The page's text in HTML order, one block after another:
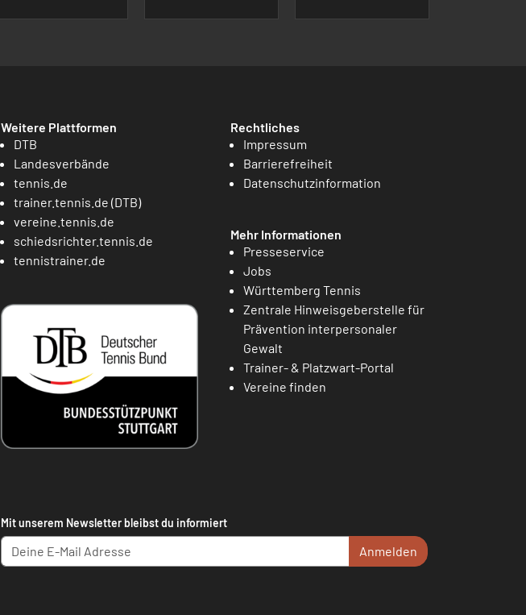
Weitere Plattformen
DTB
Landesverbände
tennis.de
trainer.tennis.de (DTB)
vereine.tennis.de
schiedsrichter.tennis.de
tennistrainer.de
Rechtliches
Impressum
Barrierefreiheit
Datenschutzinformation
Mehr Informationen
Presseservice
Jobs
Württemberg Tennis
Zentrale Hinweisgeberstelle für
Prävention interpersonaler
Gewalt
Trainer- & Platzwart-Portal
Vereine finden
Mit unserem Newsletter bleibst du informiert
Anmelden